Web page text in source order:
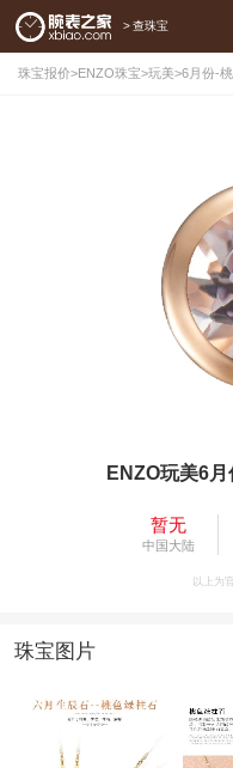
> 查珠宝
珠宝报价>ENZO珠宝>玩美>6月份-
ENZO玩美6
暂无
中国大陆
以上为
珠宝图片